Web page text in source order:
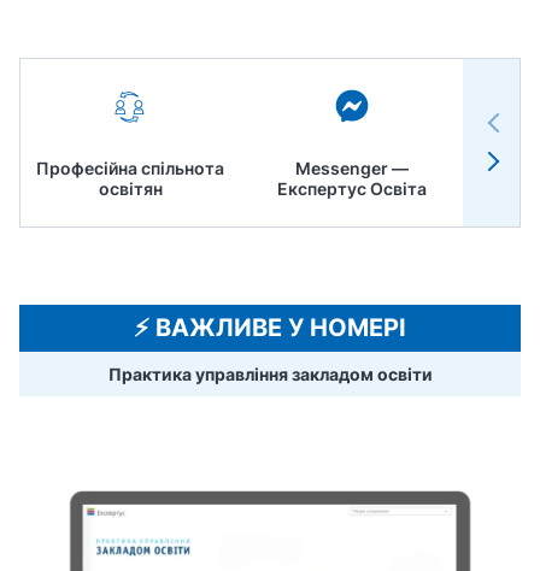
Професійна спільнота
освітян
Messenger —
Експертус Освіта
⚡️ ВАЖЛИВЕ У НОМЕРІ
Практика управління закладом освіти